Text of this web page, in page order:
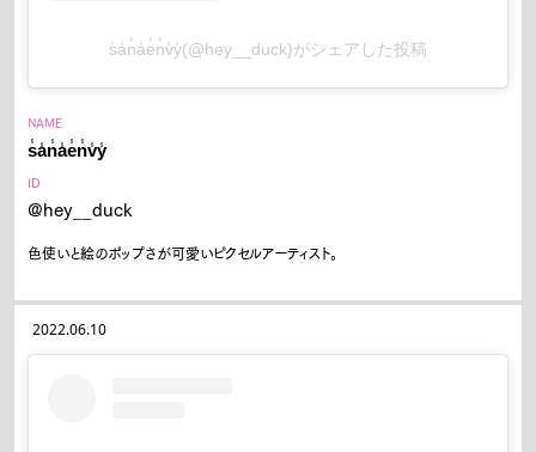
s̾a̾n̾a̾e̾n̾v̾y̾(@hey__duck)がシェアした投稿
NAME
s̾a̾n̾a̾e̾n̾v̾y̾
ID
@hey__duck
色使いと絵のポップさが可愛いピクセルアーティスト。
2022.06.10